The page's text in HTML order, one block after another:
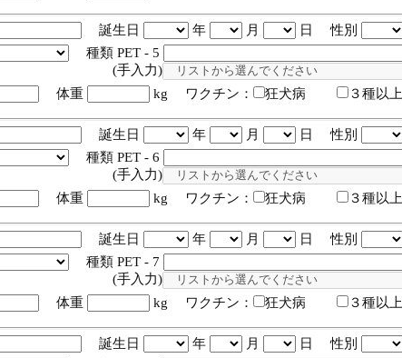
誕生日 年 月
日 性別
種類 PET - 5
入力)
体重 kg ワクチン： 狂犬病 ３種以上
誕生日 年 月
日 性別
種類 PET - 6
入力)
体重 kg ワクチン： 狂犬病 ３種以上
誕生日 年 月
日 性別
種類 PET - 7
入力)
体重 kg ワクチン： 狂犬病 ３種以上
誕生日 年 月
日 性別